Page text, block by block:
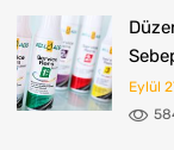
Eylül